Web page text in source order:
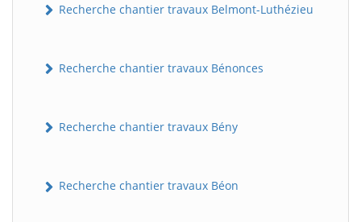
Recherche chantier travaux Belmont-Luthézieu
Recherche chantier travaux Bénonces
Recherche chantier travaux Bény
Recherche chantier travaux Béon